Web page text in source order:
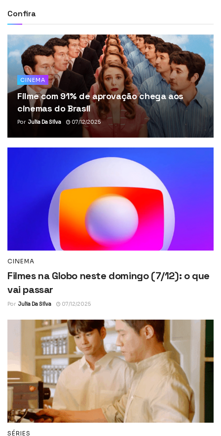
Confira
CINEMA
Filme com 91% de aprovação chega aos
cinemas do Brasil
Por Julia Da Silva 07/12/2025
CINEMA
Filmes na Globo neste domingo (7/12): o que
vai passar
Por Julia Da Silva 07/12/2025
SÉRIES